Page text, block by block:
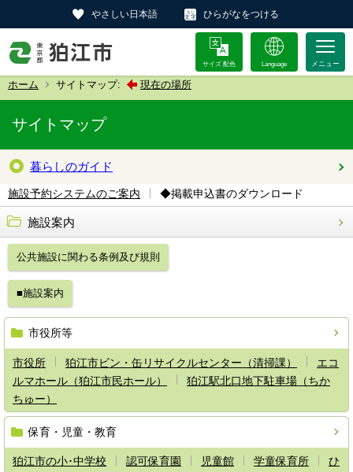
やさしい日本語 ひらがなをつける
サイズ 配色 Language
ホーム サイトマップ: 現在の場所
サイトマップ
暮らしのガイド
施設予約システムのご案内 ◆掲載申込書のダウンロード
施設案内
公共施設に関わる条例及び規則
■施設案内
市役所等
市役所 狛江市ビン・缶リサイクルセンター（清掃課）
エコ
ルマホール（狛江市民ホール）
狛江駅北口地下駐車場（ちか
ちゅー）
保育・児童・教育
狛江市の小･中学校 認可保育園 児童館 学童保育所
ひ